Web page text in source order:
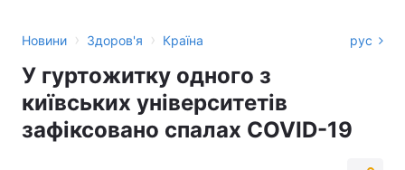
Новини › Здоров'я › Країна рус
У гуртожитку одного з
київських університетів
зафіксовано спалах COVID-19